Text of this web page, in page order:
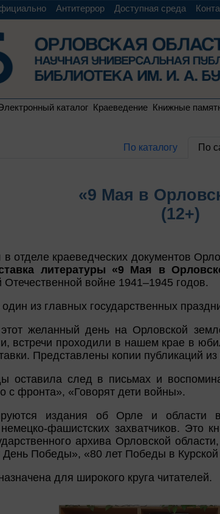
Антитеррор Доступная среда
каталог Краеведение Книжные
По каталогу По
«9 Мая в
(12+)
в отделе краеведческих документов
литературы «9 Мая в
войне 1941–1945 годов.
из главных государственных
этот желанный день на Орловской
встречи проходили в нашем крае в
Представлены копии публикаций
оставила след в письмах и
с фронта», «Говорят дети войны».
издания об Орле и области
фашистских захватчиков. Это
архива Орловской
День Победы», «80 лет Победы в Курской
для широкого круга читателей.